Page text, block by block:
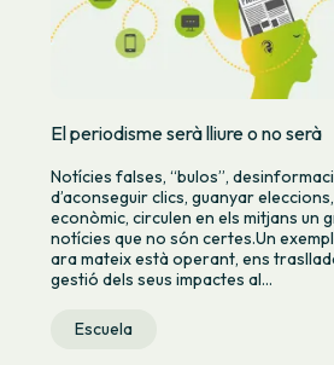
El periodisme serà lliure o no serà
Notícies falses, “bulos”,
d’aconseguir clics, guanyar
econòmic, circulen en els mitjans un
notícies que no són certes.Un
ara mateix està operant, ens
gestió dels seus impactes al...
Escuela